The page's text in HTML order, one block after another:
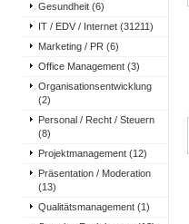
Gesundheit (6)
IT / EDV / Internet (31211)
Marketing / PR (6)
Office Management (3)
Organisationsentwicklung
(2)
Personal / Recht / Steuern
(8)
Projektmanagement (12)
Präsentation / Moderation
(13)
Qualitätsmanagement (1)